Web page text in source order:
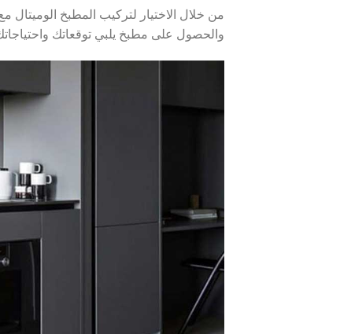
من خلال الاختيار لتركيب المطبخ الوميتال
والحصول على مطبخ يلبي توقعاتك